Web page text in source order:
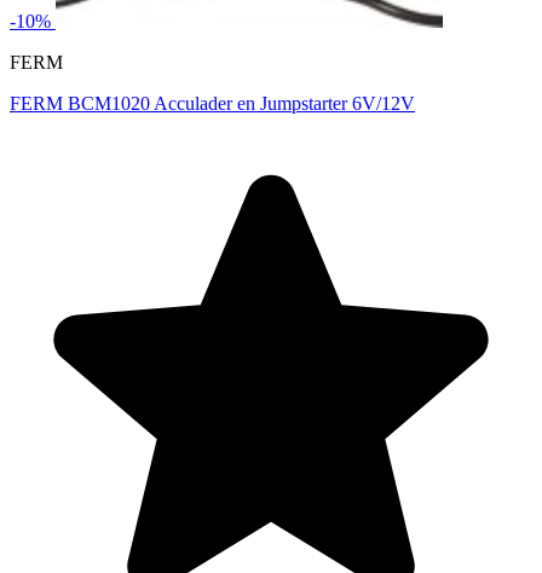
-10%
FERM
FERM BCM1020 Acculader en Jumpstarter 6V/12V